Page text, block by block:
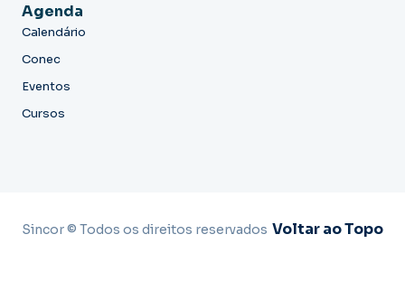
Agenda
Calendário
Conec
Eventos
Cursos
Sincor © Todos os direitos reservados Voltar ao Topo